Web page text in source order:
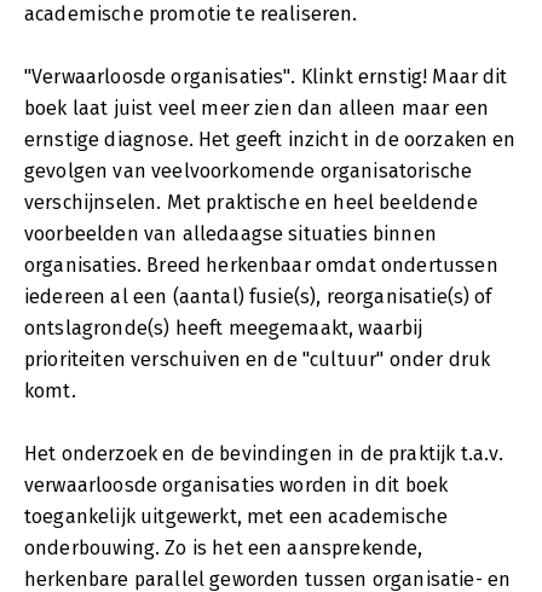
academische promotie te realiseren.
"Verwaarloosde organisaties". Klinkt ernstig! Maar dit
boek laat juist veel meer zien dan alleen maar een
ernstige diagnose. Het geeft inzicht in de oorzaken en
gevolgen van veelvoorkomende organisatorische
verschijnselen. Met praktische en heel beeldende
voorbeelden van alledaagse situaties binnen
organisaties. Breed herkenbaar omdat ondertussen
iedereen al een (aantal) fusie(s), reorganisatie(s) of
ontslagronde(s) heeft meegemaakt, waarbij
prioriteiten verschuiven en de "cultuur" onder druk
komt.
Het onderzoek en de bevindingen in de praktijk t.a.v.
verwaarloosde organisaties worden in dit boek
toegankelijk uitgewerkt, met een academische
onderbouwing. Zo is het een aansprekende,
herkenbare parallel geworden tussen organisatie- en